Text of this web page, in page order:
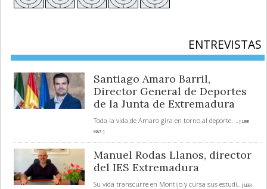
ENTREVISTAS
Santiago Amaro Barril,
Director General de Deportes
de la Junta de Extremadura
Toda la vida de Amaro gira en torno al deporte.
... [ LEER
MÁS ]
Manuel Rodas Llanos, director
del IES Extremadura
Su vida transcurre en Montijo y cursa sus estudi... [ LEER